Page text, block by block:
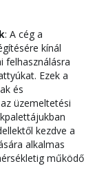
: A cég a
kínál
felhasználásra
Ezek a
és
üzemeltetési
kezdve a
alkalmas
működő